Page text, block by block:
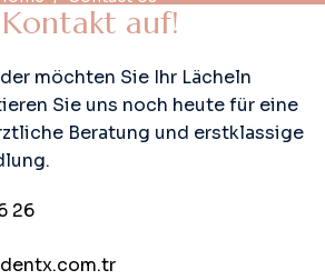
Kontakt auf!
möchten Sie Ihr Lächeln
Sie uns noch heute für eine
Beratung und erstklassige
26